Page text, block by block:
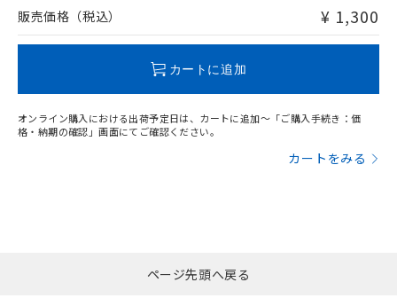
問い合わせください。
販売価格（税込） ¥ 1,300
カートに追加
オンライン購入における出荷予定日は、カートに追加～「ご購入手続き：価
格・納期の確認」画面にてご確認ください。
カートをみる
ページ先頭へ戻る